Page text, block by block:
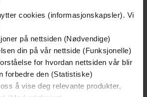
cookies (informasjonskapsler). Vi
på nettsiden (Nødvendige)
din på vår nettside (Funksjonelle)
for hvordan nettsiden vår blir
forbedre den (Statistiske)
å vise deg relevante produkter,
kjøpt
Første gang på tilbud